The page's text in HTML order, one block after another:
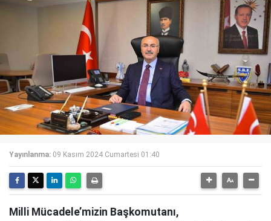
Yayınlanma: 09 Kasım 2024 Cumartesi 01:40
Milli Mücadele’mizin Başkomutanı,